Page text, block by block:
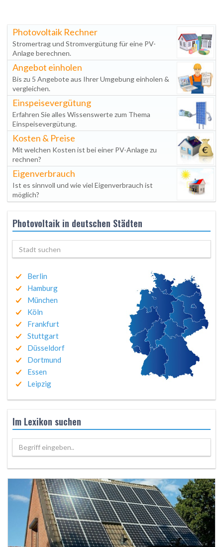
Photovoltaik Rechner
Stromertrag und Stromvergütung für eine PV-
Anlage berechnen.
Angebot einholen
Bis zu 5 Angebote aus Ihrer Umgebung einholen &
vergleichen.
Einspeisevergütung
Erfahren Sie alles Wissenswerte zum Thema
Einspeisevergütung.
Kosten & Preise
Mit welchen Kosten ist bei einer PV-Anlage zu
rechnen?
Eigenverbrauch
Ist es sinnvoll und wie viel Eigenverbrauch ist
möglich?
Photovoltaik in deutschen Städten
Berlin
Hamburg
München
Köln
Frankfurt
Stuttgart
Düsseldorf
Dortmund
Essen
Leipzig
Im Lexikon suchen
Begriff eingeben..